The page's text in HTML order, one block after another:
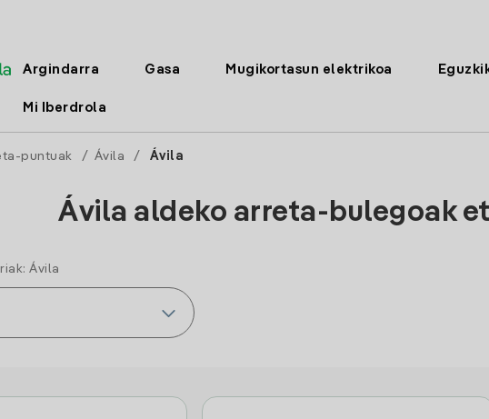
Argindarra Gasa Mugikortasun elektrikoa
Mi Iberdrola
puntuak / Ávila / Ávila
Ávila aldeko arreta-bulegoak
Ávila